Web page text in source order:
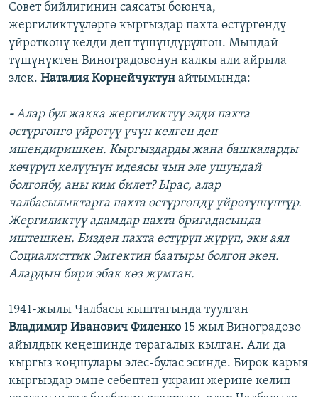
Совет бийлигинин саясаты боюнча,
жергиликтүүлөргө кыргыздар пахта өстүргөндү
үйрөткөнү келди деп түшүндүрүлгөн. Мындай
түшүнүктөн Виноградовонун калкы али айрыла
элек. Наталия Корнейчуктун айтымында:
-Алар бул жакка жергиликтүү элди пахта
өстүргөнгө үйрөтүү үчүн келген деп
ишендиришкен. Кыргыздарды жана башкаларды
көчүрүп келүүнүн идеясы чын эле ушундай
болгонбу, аны ким билет? Ырас, алар
чалбасылыктарга пахта өстүргөндү үйрөтүшүптүр.
Жергиликтүү адамдар пахта бригадасында
иштешкен. Бизден пахта өстүрүп жүрүп, эки аял
Социалисттик Эмгектин баатыры болгон экен.
Алардын бири эбак көз жумган.
1941-жылы Чалбасы кыштагында туулган
Владимир Иванович Филенко 15 жыл Виноградово
айылдык кеңешинде төрагалык кылган. Али да
кыргыз коңшулары элес-булас эсинде. Бирок карыя
кыргыздар эмне себептен украин жерине келип